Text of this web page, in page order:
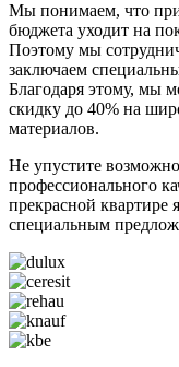
Мы понимаем, что при
бюджета уходит на
Поэтому мы
заключаем
Благодаря этому, мы
скидку до 40% на
материалов.
Не упустите
профессионального
прекрасной квартире
специальным